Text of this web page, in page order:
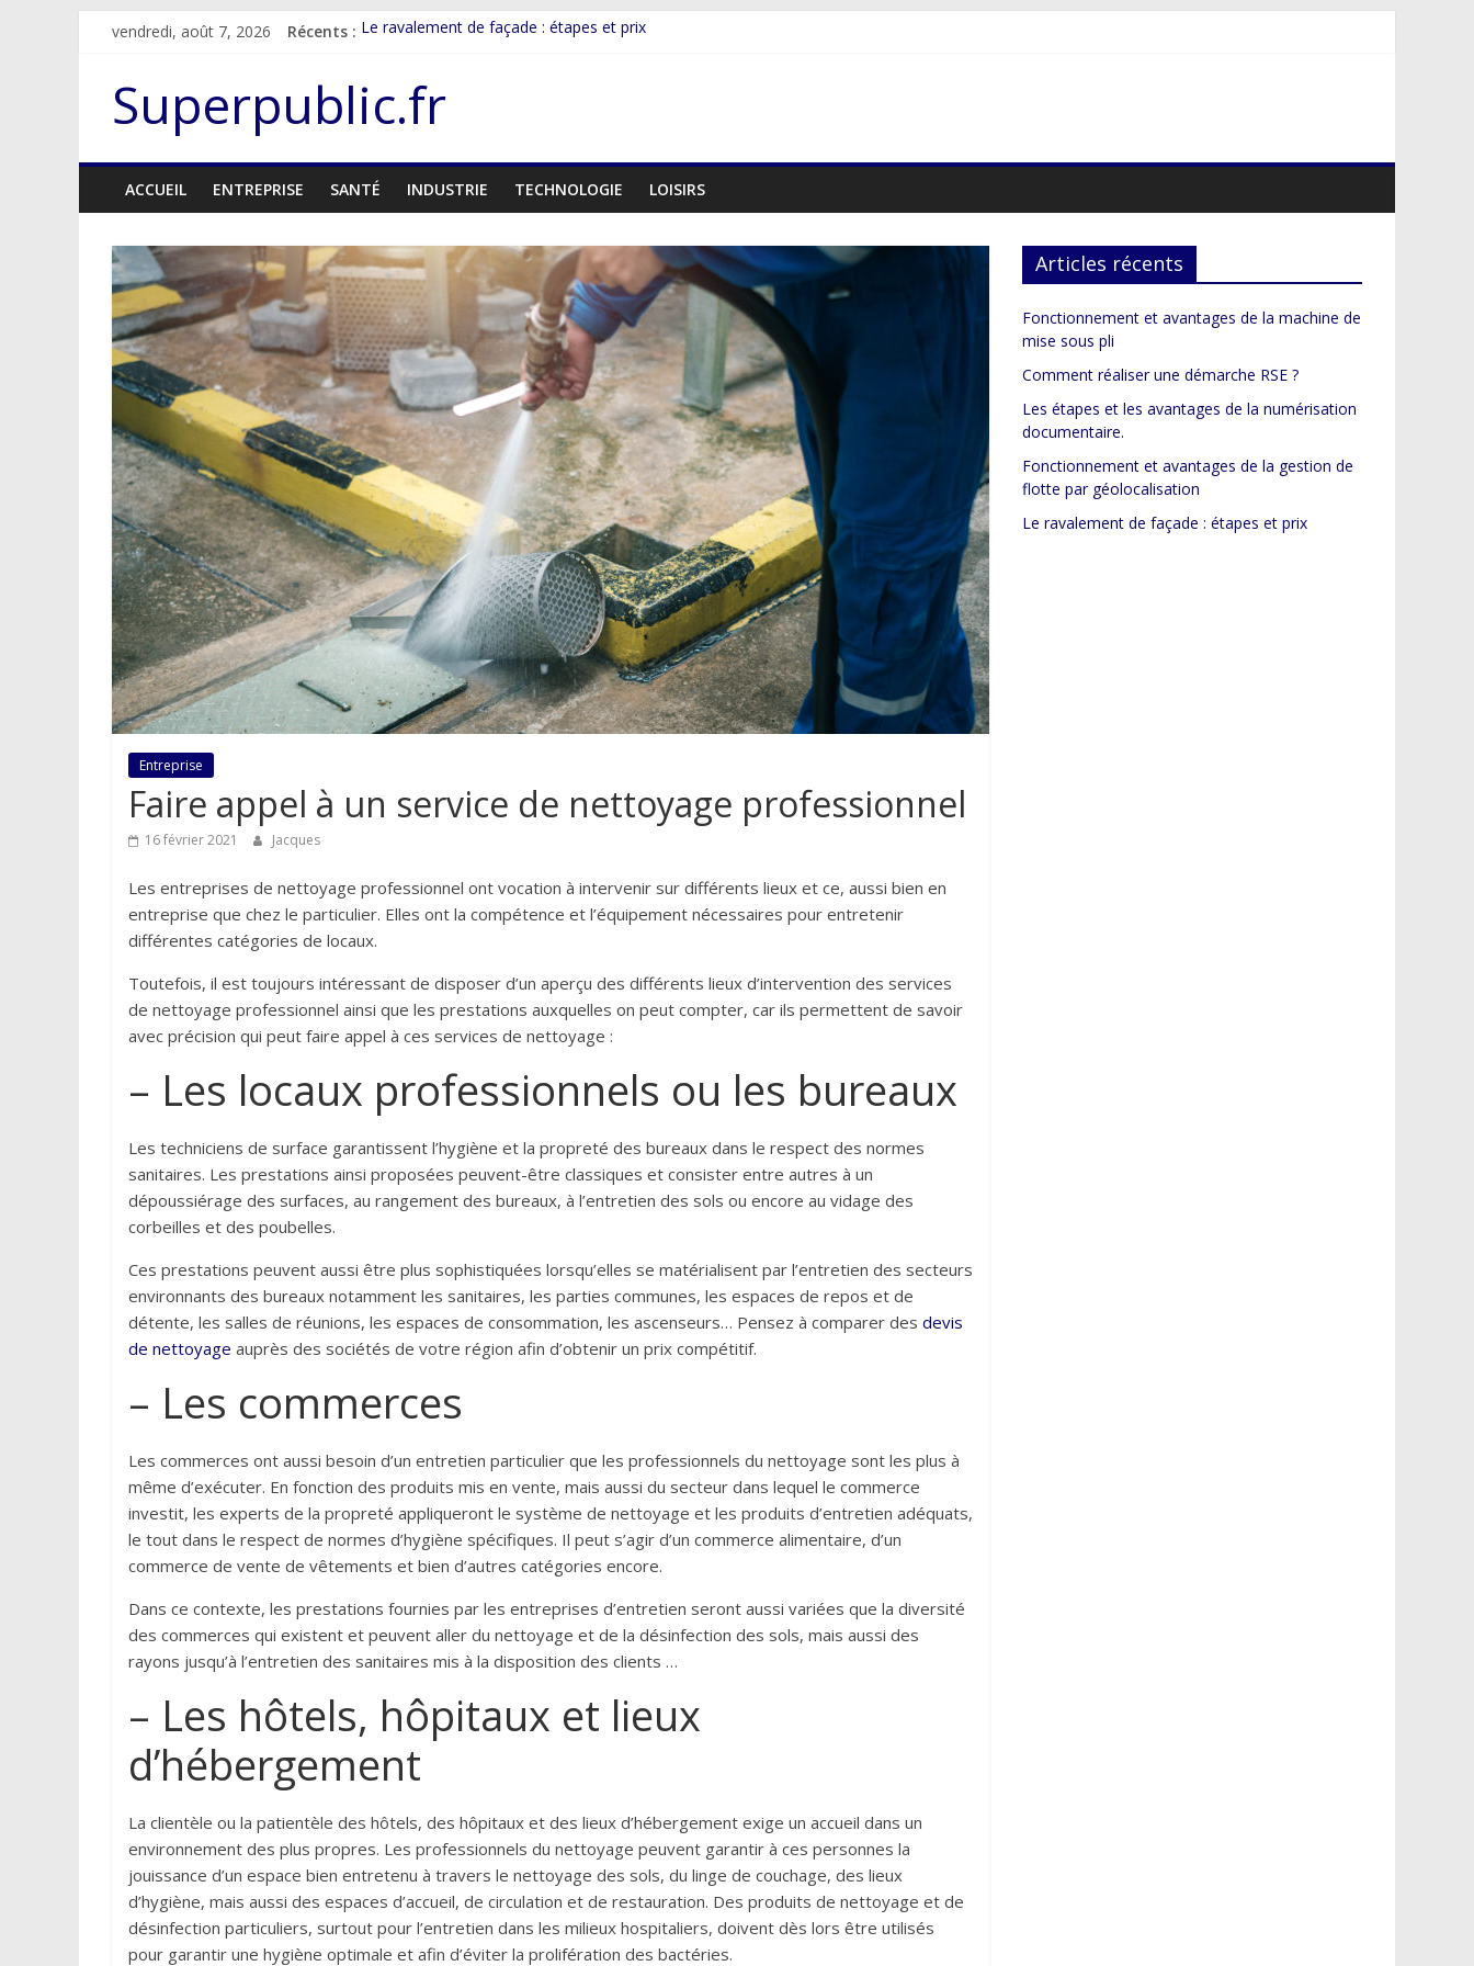
Passervendredi, août 7, 2026 Récents : Le ravalement de façade : étapes et prix
Les étapes et les avantages de la numérisation documentaire.
Fonctionnement et avantages de la gestion de flotte par géolocalisation
Superpublic.fr
ACCUEIL ENTREPRISE SANTÉ INDUSTRIE TECHNOLOGIE LOISIRS
Entreprise
Faire appel à un service de nettoyage professionnel
16 février 2021 Jacques
Les entreprises de nettoyage professionnel ont vocation à intervenir sur différents lieux et ce, aussi bien en
entreprise que chez le particulier. Elles ont la compétence et l’équipement nécessaires pour entretenir
différentes catégories de locaux.
Toutefois, il est toujours intéressant de disposer d’un aperçu des différents lieux d’intervention des services
de nettoyage professionnel ainsi que les prestations auxquelles on peut compter, car ils permettent de savoir
avec précision qui peut faire appel à ces services de nettoyage :
– Les locaux professionnels ou les bureaux
Les techniciens de surface garantissent l’hygiène et la propreté des bureaux dans le respect des normes
sanitaires. Les prestations ainsi proposées peuvent-être classiques et consister entre autres à un
dépoussiérage des surfaces, au rangement des bureaux, à l’entretien des sols ou encore au vidage des
corbeilles et des poubelles.
Ces prestations peuvent aussi être plus sophistiquées lorsqu’elles se matérialisent par l’entretien des secteurs
environnants des bureaux notamment les sanitaires, les parties communes, les espaces de repos et de
détente, les salles de réunions, les espaces de consommation, les ascenseurs… Pensez à comparer des devis
de nettoyage auprès des sociétés de votre région afin d’obtenir un prix compétitif.
– Les commerces
Les commerces ont aussi besoin d’un entretien particulier que les professionnels du nettoyage sont les plus à
même d’exécuter. En fonction des produits mis en vente, mais aussi du secteur dans lequel le commerce
investit, les experts de la propreté appliqueront le système de nettoyage et les produits d’entretien adéquats,
le tout dans le respect de normes d’hygiène spécifiques. Il peut s’agir d’un commerce alimentaire, d’un
commerce de vente de vêtements et bien d’autres catégories encore.
Dans ce contexte, les prestations fournies par les entreprises d’entretien seront aussi variées que la diversité
des commerces qui existent et peuvent aller du nettoyage et de la désinfection des sols, mais aussi des
rayons jusqu’à l’entretien des sanitaires mis à la disposition des clients …
– Les hôtels, hôpitaux et lieux
d’hébergement
La clientèle ou la patientèle des hôtels, des hôpitaux et des lieux d’hébergement exige un accueil dans un
environnement des plus propres. Les professionnels du nettoyage peuvent garantir à ces personnes la
jouissance d’un espace bien entretenu à travers le nettoyage des sols, du linge de couchage, des lieux
d’hygiène, mais aussi des espaces d’accueil, de circulation et de restauration. Des produits de nettoyage et de
désinfection particuliers, surtout pour l’entretien dans les milieux hospitaliers, doivent dès lors être utilisés
pour garantir une hygiène optimale et afin d’éviter la prolifération des bactéries.
Articles récents
Fonctionnement et avantages de la machine de
mise sous pli
Comment réaliser une démarche RSE ?
Les étapes et les avantages de la numérisation
documentaire.
Fonctionnement et avantages de la gestion de
flotte par géolocalisation
Le ravalement de façade : étapes et prix